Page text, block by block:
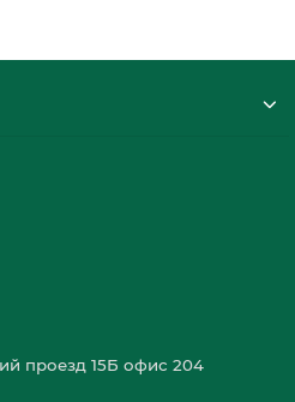
проезд 15Б офис 204